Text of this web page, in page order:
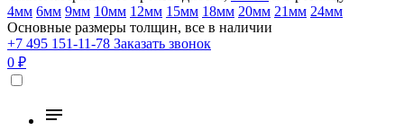
4мм 6мм 9мм 10мм 12мм 15мм 18мм 20мм 21мм 24мм
Основные размеры толщин, все в наличии
+7 495 151-11-78 Заказать звонок
0 ₽